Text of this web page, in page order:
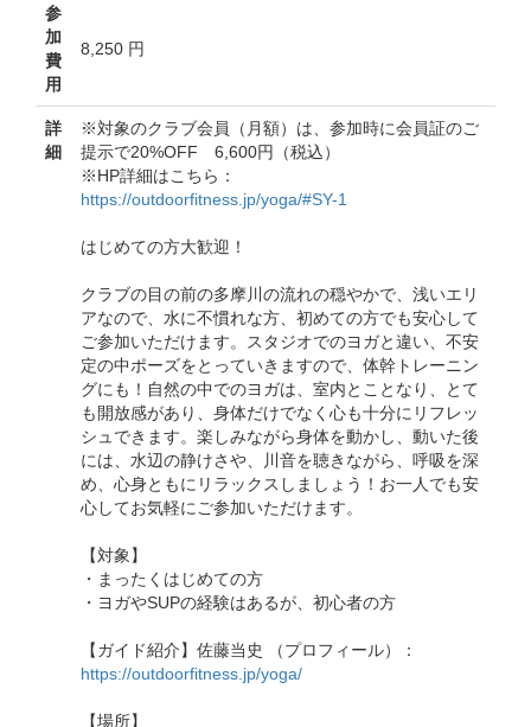
参
加
費
用
8,250 円
詳
細
※対象のクラブ会員（月額）は、参加時に会員証のご
提示で20%OFF 6,600円（税込）
※HP詳細はこちら：
https://outdoorfitness.jp/yoga/#SY-1
はじめての方大歓迎！
クラブの目の前の多摩川の流れの穏やかで、浅いエリ
アなので、水に不慣れな方、初めての方でも安心して
ご参加いただけます。スタジオでのヨガと違い、不安
定の中ポーズをとっていきますので、体幹トレーニン
グにも！自然の中でのヨガは、室内とことなり、とて
も開放感があり、身体だけでなく心も十分にリフレッ
シュできます。楽しみながら身体を動かし、動いた後
には、水辺の静けさや、川音を聴きながら、呼吸を深
め、心身ともにリラックスしましょう！お一人でも安
心してお気軽にご参加いただけます。
【対象】
・まったくはじめての方
・ヨガやSUPの経験はあるが、初心者の方
【ガイド紹介】佐藤当史 （プロフィール）：
https://outdoorfitness.jp/yoga/
【場所】